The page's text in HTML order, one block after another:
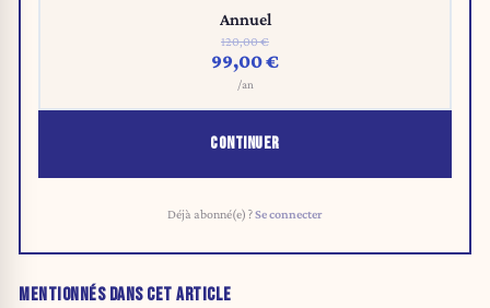
Annuel
120,00 €
99,00 €
/an
CONTINUER
Déjà abonné(e) ?Se connecter
MENTIONNÉS DANS CET ARTICLE